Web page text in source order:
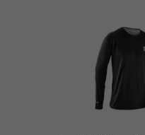
naš video:
Duge vs.